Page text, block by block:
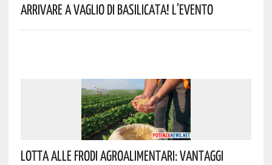
Arrivare A Vaglio Di Basilicata! L’evento
Lotta Alle Frodi Agroalimentari: Vantaggi